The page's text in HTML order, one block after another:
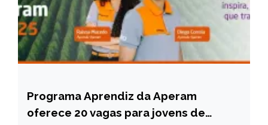
CAPELINHA
NOTÍCIAS
Programa Aprendiz da Aperam
oferece 20 vagas para jovens de